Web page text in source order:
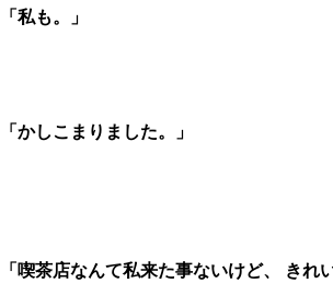
「私も。」
「かしこまりました。」
「喫茶店なんて私来た事ないけど、 き